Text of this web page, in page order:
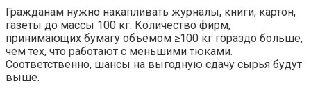
Гражданам нужно накапливать журналы, книги, картон,
газеты до массы 100 кг. Количество фирм,
принимающих бумагу объёмом ≥100 кг гораздо больше,
чем тех, что работают с меньшими тюками.
Соответственно, шансы на выгодную сдачу сырья будут
выше.